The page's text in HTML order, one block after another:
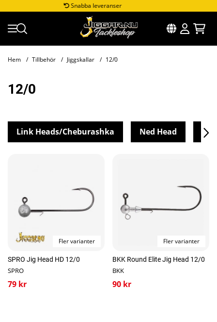
Snabba leveranser
Hem Tillbehör Jiggskallar 12/0
12/0
Link Heads/Cheburashka Ned Head
Fler varianter
SPRO Jig Head HD 12/0
SPRO
79 kr
Fler varianter
BKK Round Elite Jig Head 12/0
BKK
90 kr